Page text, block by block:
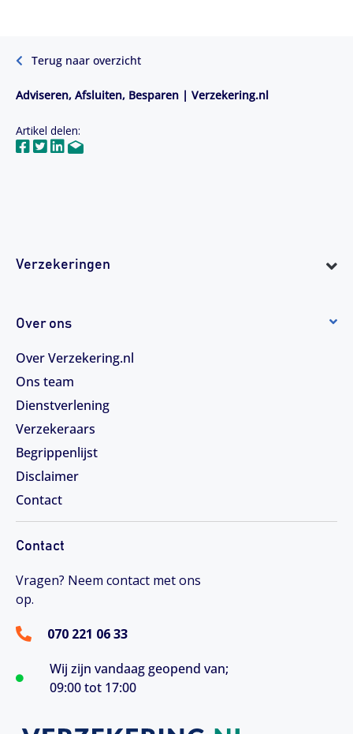
Terug naar overzicht
Adviseren, Afsluiten, Besparen | Verzekering.nl
Artikel delen:
Verzekeringen
Over ons
Over Verzekering.nl
Ons team
Dienstverlening
Verzekeraars
Begrippenlijst
Disclaimer
Contact
Contact
Vragen? Neem contact met ons
op.
070 221 06 33
Wij zijn vandaag geopend van;
09:00 tot 17:00